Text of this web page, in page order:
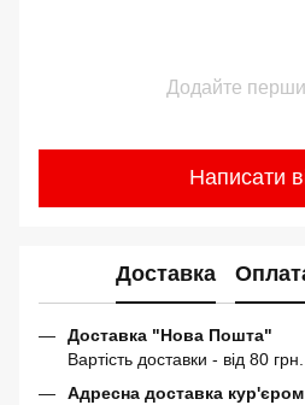
Додайте
Написати
Доставка
Доставка "Нова Пошта"
Вартість доставки - від 80 грн.
Адресна доставка кур'єром